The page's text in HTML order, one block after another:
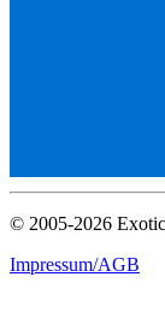
© 2005-2026
Impressum/AGB